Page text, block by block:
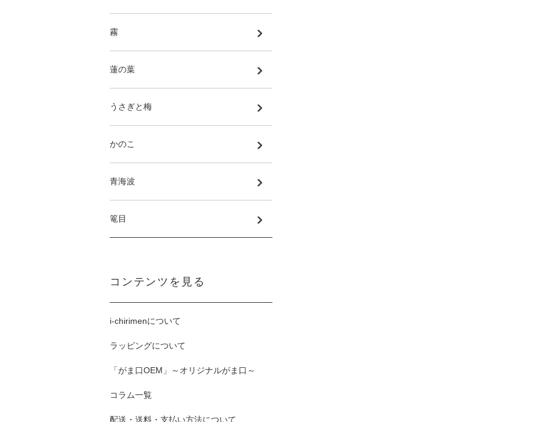
霧
蓮の葉
うさぎと梅
かのこ
青海波
篭目
コンテンツを見る
i-chirimenについて
ラッピングについて
「がま口OEM」～オリジナルがま口～
コラム一覧
配送・送料・支払い方法について